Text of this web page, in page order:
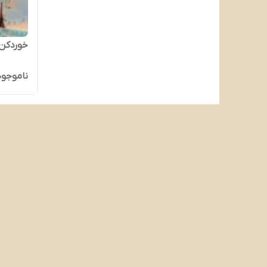
خوردکن ۲ لیتری گوسونیک